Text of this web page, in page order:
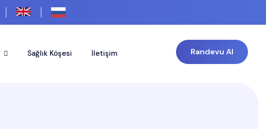
Sağlık Köşesi İletişim Randevu Al